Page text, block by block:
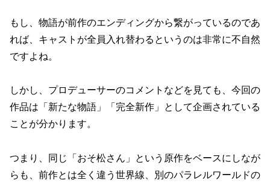
もし、物語が前作のエンディングから繋がっているのであ
れば、キャストが全員入れ替わるというのは非常に不自然
ですよね。
しかし、プロデューサーのコメントなどを見ても、今回の
作品は「新たな物語」「完全新作」として企画されている
ことが分かります。
つまり、同じ「おそ松さん」という原作をベースにしなが
らも、前作とは全く違う世界線、別のパラレルワールドの